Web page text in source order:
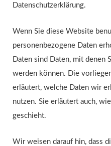
Datenschutzerklärung.
Wenn Sie diese Website
personenbezogene Daten
Daten sind Daten, mit denen
werden können. Die
erläutert, welche Daten wir
nutzen. Sie erläutert auch,
geschieht.
Wir weisen darauf hin, dass